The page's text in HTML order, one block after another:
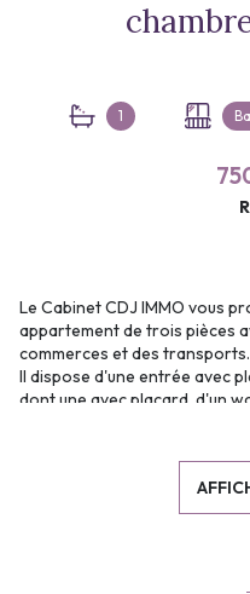
1
Le Cabinet CDJ IMMO vous
appartement de trois pièces
commerces et des transports.
Il dispose d'une entrée avec
dont une avec placard, d'un
L'appartement est très
Facilité de stationnement au
Disponible immédiatement.